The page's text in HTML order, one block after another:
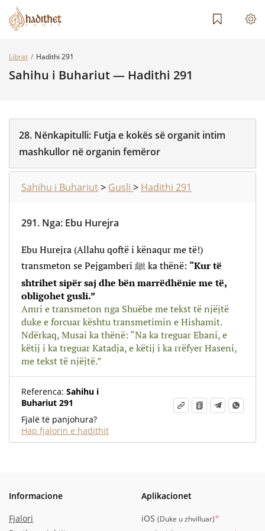
Librat Hadithi 291
Sahihu i Buhariut — Hadithi 291
28. Nënkapitulli: Futja e kokës së organit intim
mashkullor në organin femëror
Sahihu i Buhariut> Gusli > Hadithi 291
291. Nga: Ebu Hurejra
Ebu Hurejra (Allahu qoftë i kënaqur me të!)
transmeton se Pejgamberi ﷺ ka thënë: “Kur të
shtrihet sipër saj dhe bën marrëdhënie me të,
obligohet gusli.”
Amri e transmeton nga Shuëbe me tekst të njëjtë
duke e forcuar kështu transmetimin e Hishamit.
Ndërkaq, Musai ka thënë: “Na ka treguar Ebani, e
këtij i ka treguar Katadja, e këtij i ka rrëfyer Haseni,
me tekst të njëjtë.”
Referenca: Sahihu i
Buhariut 291
Fjalë të panjohura?
Hap fjalorin e hadithit
Informacione
Fjalori
Aplikacionet
iOS (Duke u zhvilluar)*